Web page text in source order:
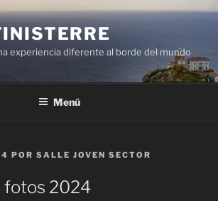
experiencia diferente al borde del mundo
Menú
POR SALLE JOVEN SECTOR
fotos 2024